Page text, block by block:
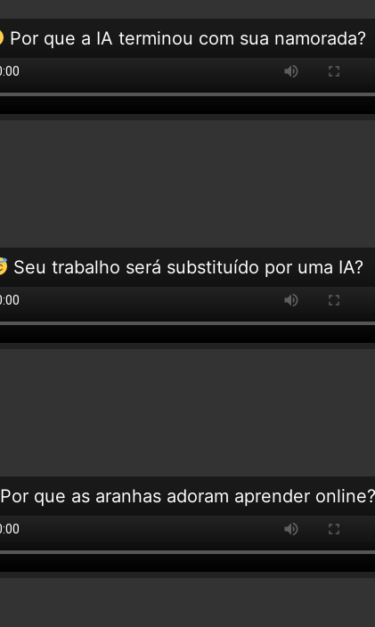
Por que a IA terminou com sua namorada?
Seu trabalho será substituído por uma IA?
Por que as aranhas adoram aprender